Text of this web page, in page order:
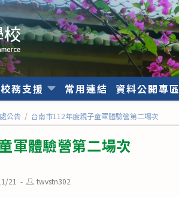
校務支援 常用連結 資料公開專區
公告 / 台南市112年度親子童軍體驗營第二場次
軍體驗營第二場次
21
Posttwvstn302